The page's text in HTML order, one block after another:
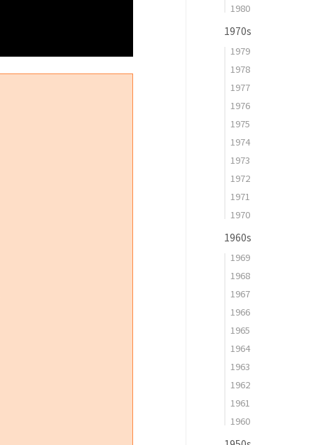
1980
1970s
1979
1978
1977
1976
1975
1974
1973
1972
1971
1970
1960s
1969
1968
1967
1966
1965
1964
1963
1962
1961
1960